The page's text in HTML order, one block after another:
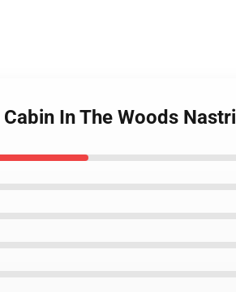
In The Woods Nastri